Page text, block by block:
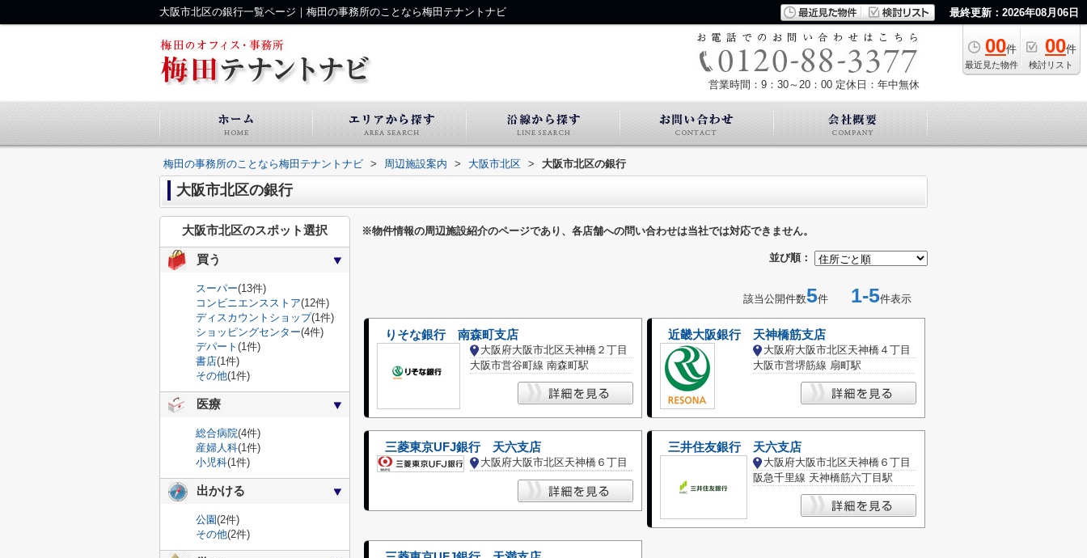
大阪市北区の銀行一覧ページ｜梅田の事務所のことなら梅田テナントナビ 最終更新：2026年08月06日
00件
最近見た物件
00件
検討リスト
営業時間：9：30～20：00 定休日：年中無休
梅田の事務所のことなら梅田テナントナビ > 周辺施設案内 > 大阪市北区 > 大阪市北区の銀行
大阪市北区の銀行
※物件情報の周辺施設紹介のページであり、各店舗への問い合わせは当社では対応できません。
並び順：
該当公開件数5件 1-5件表示
りそな銀行 南森町支店
大阪府大阪市北区天神橋２丁目
大阪市営谷町線 南森町駅
近畿大阪銀行 天神橋筋支店
大阪府大阪市北区天神橋４丁目
大阪市営堺筋線 扇町駅
三菱東京UFJ銀行 天六支店
大阪府大阪市北区天神橋６丁目
三井住友銀行 天六支店
大阪府大阪市北区天神橋６丁目
阪急千里線 天神橋筋六丁目駅
大阪市北区のスポット選択
買う
スーパー(13件)
コンビニエンスストア(12件)
ディスカウントショップ(1件)
ショッピングセンター(4件)
デパート (1件)
書店(1件)
その他(1件)
医療
総合病院(4件)
産婦人科(1件)
小児科(1件)
出かける
公園(2件)
その他(2件)